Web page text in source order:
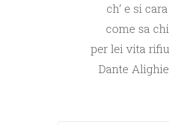
ch’ e si cara
come sa chi
per lei vita
Dante